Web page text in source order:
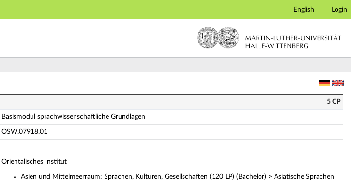
Hauptnavigation
English Login
5 CP
Basismodul sprachwissenschaftliche Grundlagen
OSW.07918.01
Orientalisches Institut
Asien und Mittelmeerraum: Sprachen, Kulturen, Gesellschaften (120 LP) (Bachelor) > Asiatische Sprachen